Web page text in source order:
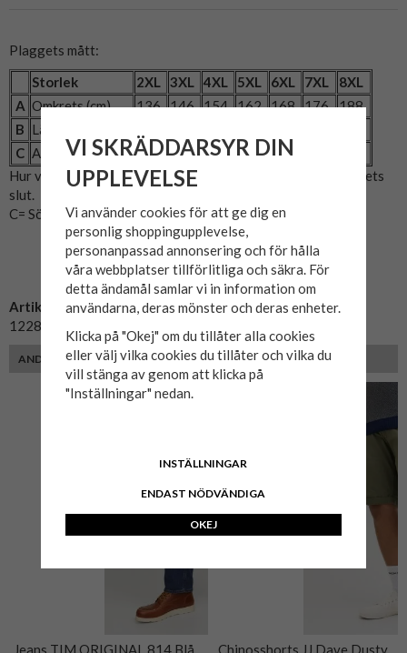
Plaggets mått:
Storlek
2XL 3XL 4XL 5XL 6XL 7XL
8XL
A Omkrets (cm) 136 146 154 162 168 176
188
B Längd (cm)
C Armlängd (cm) 52 53 53 54 55
Hur vi mätat: A= Bröstmått x2. B= Mitten av axeln till plaggets
slut.
C= Sömmen i armhålan till slutet på ärmen.
Artikelnummer:
12288651-svart
ANDRA KUNDER MED SAMMA PASSFORM VALDE ÄVEN
Jeans TIM ORIGINAL 814 Blå
Chinosshorts JJ Dave Dusty
VI SKRÄDDARSYR DIN
UPPLEVELSE
Vi använder cookies för att ge dig en
personlig shoppingupplevelse,
personanpassad annonsering och för hålla
våra webbplatser tillförlitliga och säkra. För
detta ändamål samlar vi in information om
användarna, deras mönster och deras enheter.
Klicka på "Okej" om du tillåter alla cookies
eller välj vilka cookies du tillåter och vilka du
vill stänga av genom att klicka på
"Inställningar" nedan.
INSTÄLLNINGAR
ENDAST NÖDVÄNDIGA
OKEJ